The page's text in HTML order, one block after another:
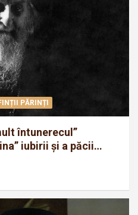
PĂRINȚI
întunerecul”
iubirii şi a păcii…